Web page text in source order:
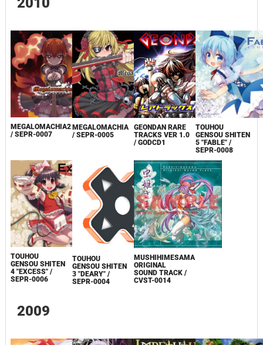
MEGALOMACHIA2
/ SEPR-0007
MEGALOMACHIA
/ SEPR-0005
GEONDAN RARE
TRACKS VER 1.0
/ GODCD1
TOUHOU
GENSOU SHITEN
5 "FABLE" /
SEPR-0008
TOUHOU
GENSOU SHITEN
4 "EXCESS" /
SEPR-0006
TOUHOU
GENSOU SHITEN
3 "DEARY" /
SEPR-0004
MUSHIHIMESAMA
ORIGINAL
SOUND TRACK /
CVST-0014
2009